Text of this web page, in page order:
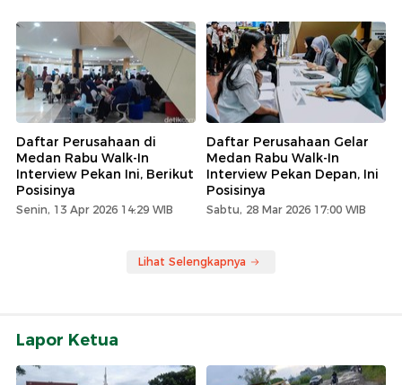
Daftar Perusahaan di
Medan Rabu Walk-In
Interview Pekan Ini, Berikut
Posisinya
Senin, 13 Apr 2026 14:29 WIB
Daftar Perusahaan Gelar
Medan Rabu Walk-In
Interview Pekan Depan, Ini
Posisinya
Sabtu, 28 Mar 2026 17:00 WIB
Lihat Selengkapnya
Lapor Ketua